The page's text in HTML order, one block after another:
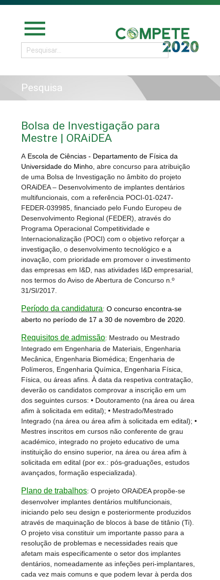
menu
Pesquisa
Bolsa de Investigação para
Mestre | ORAiDEA
A Escola de Ciências - Departamento de Física da
Universidade do Minho,abre concurso para atribuição
de uma Bolsa de Investigação no âmbito do projeto
ORAiDEA – Desenvolvimento de implantes dentários
multifuncionais, com a referência POCI-01-0247-
FEDER-039985, financiado pelo Fundo Europeu de
Desenvolvimento Regional (FEDER), através do
Programa Operacional Competitividade e
Internacionalização (POCI) com o objetivo reforçar a
investigação, o desenvolvimento tecnológico e a
inovação, com prioridade em promover o investimento
das empresas em I&D, nas atividades I&D empresarial,
nos termos do Aviso de Abertura de Concurso n.º
31/SI/2017.
Período da candidatura:O concurso encontra-se
aberto no período de 17 a 30 de novembro de 2020.
Requisitos de admissão: Mestrado ou Mestrado
Integrado em Engenharia de Materiais, Engenharia
Mecânica, Engenharia Biomédica; Engenharia de
Polímeros, Engenharia Química, Engenharia Física,
Física, ou áreas afins. À data da respetiva contratação,
deverão os candidatos comprovar a inscrição em um
dos seguintes cursos: • Doutoramento (na área ou área
afim à solicitada em edital); • Mestrado/Mestrado
Integrado (na área ou área afim à solicitada em edital); •
Mestres inscritos em cursos não conferente de grau
académico, integrado no projeto educativo de uma
instituição do ensino superior, na área ou área afim à
solicitada em edital (por ex.: pós-graduações, estudos
avançados, formação especializada).
Plano de trabalhos:O projeto ORAiDEA propõe-se
desenvolver implantes dentários multifuncionais,
iniciando pelo seu design e posteriormente produzidos
através de maquinação de blocos à base de titânio (Ti).
O projeto visa constituir um importante passo para a
resolução de problemas e necessidades reais que
afetam mais especificamente o setor dos implantes
dentários, nomeadamente as infeções peri-implantares,
cada vez mais comuns e que podem levar à perda dos